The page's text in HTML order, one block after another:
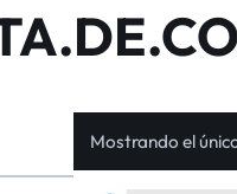
Mostrando el